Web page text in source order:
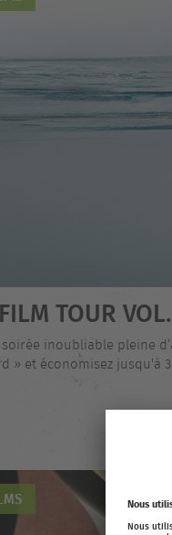
TOUR
inoubliable pleine
» et économisez jusqu'à